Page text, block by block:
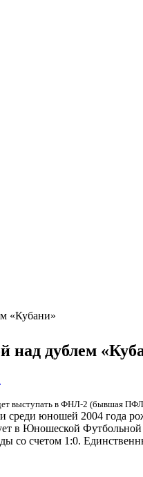
«Кубани»
над дублем
выступать в ФНЛ-2 (бывшая
юношей 2004 года
в Юношеской
со счетом 1:0.